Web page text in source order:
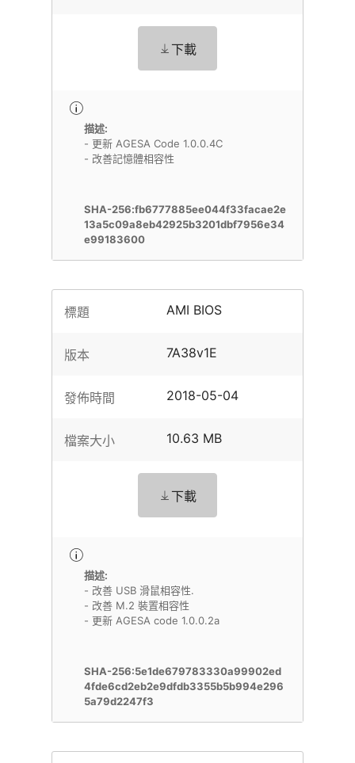
下載
描述:
- 更新 AGESA Code 1.0.0.4C
- 改善記憶體相容性
SHA-256:fb6777885ee044f33facae2e
13a5c09a8eb42925b3201dbf7956e34
e99183600
標題 AMI BIOS
版本 7A38v1E
發佈時間 2018-05-04
檔案大小 10.63 MB
下載
描述:
- 改善 USB 滑鼠相容性.
- 改善 M.2 裝置相容性
- 更新 AGESA code 1.0.0.2a
SHA-256:5e1de679783330a99902ed
4fde6cd2eb2e9dfdb3355b5b994e296
5a79d2247f3